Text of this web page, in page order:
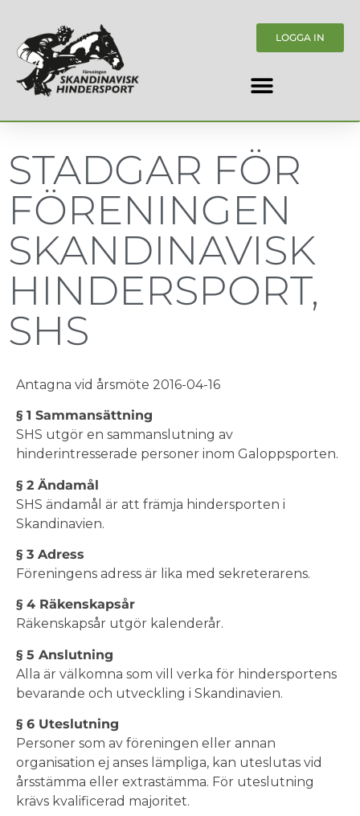
LOGGA IN
STADGAR FÖR
FÖRENINGEN
SKANDINAVISK
HINDERSPORT,
SHS
Antagna vid årsmöte 2016-04-16
§ 1 Sammansättning
SHS utgör en sammanslutning av
hinderintresserade personer inom Galoppsporten.
§ 2 Ändamål
SHS ändamål är att främja hindersporten i
Skandinavien.
§ 3 Adress
Föreningens adress är lika med sekreterarens.
§ 4 Räkenskapsår
Räkenskapsår utgör kalenderår.
§ 5 Anslutning
Alla är välkomna som vill verka för hindersportens
bevarande och utveckling i Skandinavien.
§ 6 Uteslutning
Personer som av föreningen eller annan
organisation ej anses lämpliga, kan uteslutas vid
årsstämma eller extrastämma. För uteslutning
krävs kvalificerad majoritet.